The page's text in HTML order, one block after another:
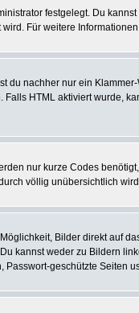
festgelegt. Du
Für weitere
du nachher nur ein
HTML aktiviert wurde,
nur kurze Codes
völlig unübersichtlich
Bilder direkt auf
kannst weder zu Bildern
geschützte